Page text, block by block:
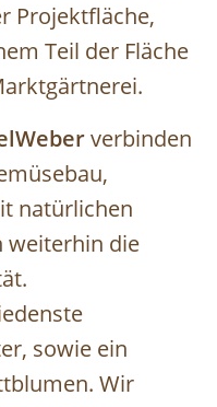
Projektfläche,
Teil der Fläche
verbinden
natürlichen
weiterhin die
sowie ein
Wir